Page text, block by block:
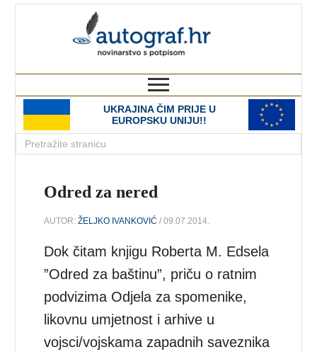
UKRAJINA ČIM PRIJE U
EUROPSKU UNIJU!!
Odred za nered
AUTOR:ŽELJKO IVANKOVIĆ / 09.07.2014.
Dok čitam knjigu Roberta M. Edsela
”Odred za baštinu”, priču o ratnim
podvizima Odjela za spomenike,
likovnu umjetnost i arhive u
vojsci/vojskama zapadnih saveznika